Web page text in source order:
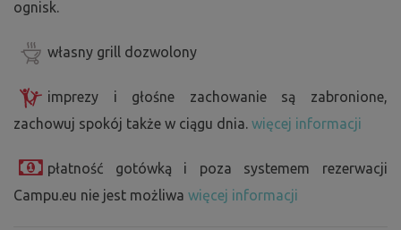
ognisk.
własny grill dozwolony
imprezy i głośne zachowanie są zabronione,
zachowuj spokój także w ciągu dnia. więcej informacji
płatność gotówką i poza systemem rezerwacji
Campu.eu nie jest możliwa więcej informacji